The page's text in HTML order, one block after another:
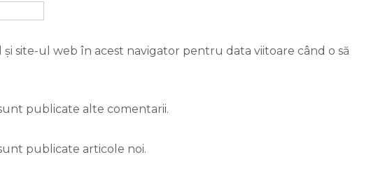
site-ul web în acest navigator pentru data viitoare când o să
publicate alte comentarii.
publicate articole noi.